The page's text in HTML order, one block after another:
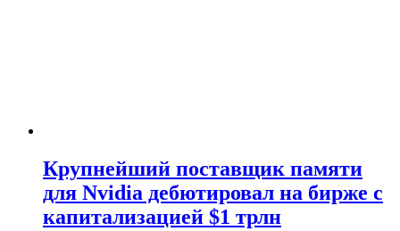
Крупнейший поставщик памяти
для Nvidia дебютировал на бирже с
капитализацией $1 трлн